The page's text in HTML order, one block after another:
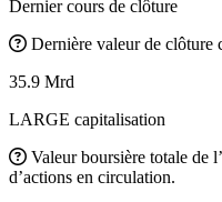
Dernier cours de clôture
Dernière valeur de clôture
35.9 Mrd
LARGE capitalisation
Valeur boursière totale de
d’actions en circulation.